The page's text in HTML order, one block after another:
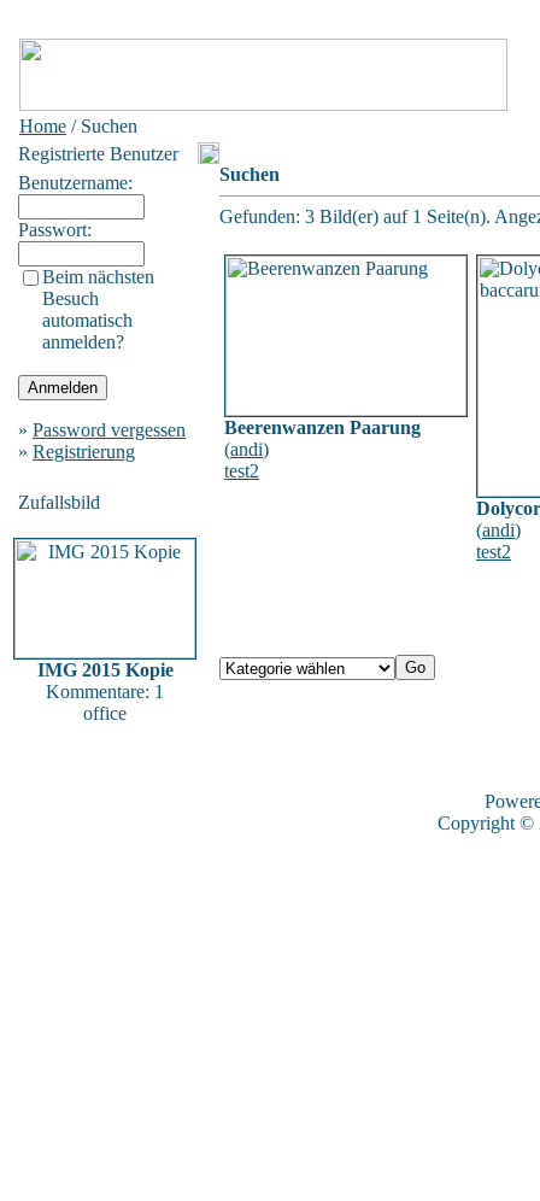
Home / Suchen
Registrierte Benutzer
Benutzername:
Passwort:
Beim nächsten
Besuch
automatisch
anmelden?
» Password vergessen
» Registrierung
Zufallsbild
IMG 2015 Kopie
Kommentare: 1
office
Suchen
Gefunden: 3 Bild(er) auf 1 Seite(n).
Beerenwanzen Paarung
(andi)
test2
(andi)
test2
Copyright ©